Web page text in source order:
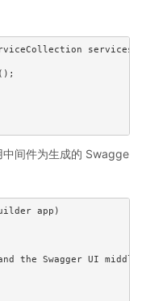
services)
间件为生成的 Swagge
app)
the Swagger UI